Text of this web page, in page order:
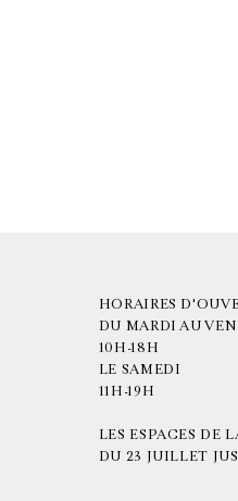
HORAIRES
DU MARDI AU
10H-18H
LE SAMEDI
11H-19H
LES ESPACES DE
DU 23 JUILLET